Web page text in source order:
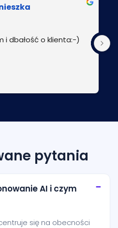
i dbałość o klienta:-)
pytania
AI i czym
się na obecności